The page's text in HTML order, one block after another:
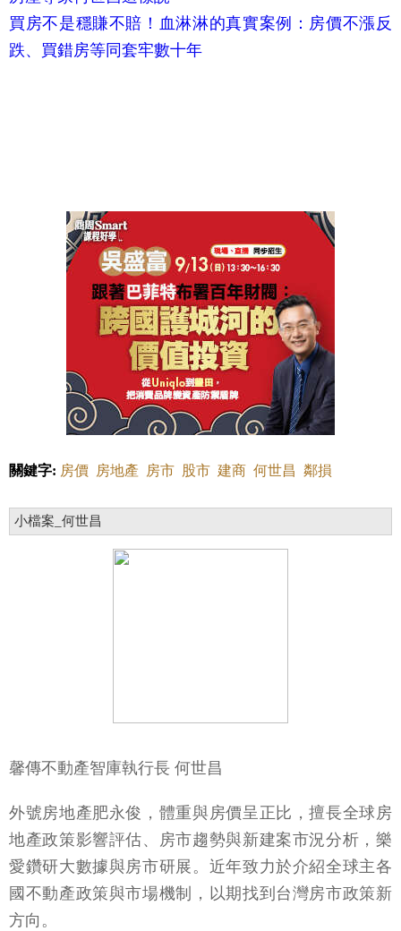
買房不是穩賺不賠！血淋淋的真實案例：房價不漲反
跌、買錯房等同套牢數十年
關鍵字: 房價 房地產 房市 股市 建商 何世昌 鄰損
小檔案_何世昌
馨傳不動產智庫執行長 何世昌
外號房地產肥永俊，體重與房價呈正比，擅長全球房
地產政策影響評估、房市趨勢與新建案市況分析，樂
愛鑽研大數據與房市研展。近年致力於介紹全球主各
國不動產政策與市場機制，以期找到台灣房市政策新
方向。